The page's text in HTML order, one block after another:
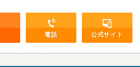
電話 公式サイト